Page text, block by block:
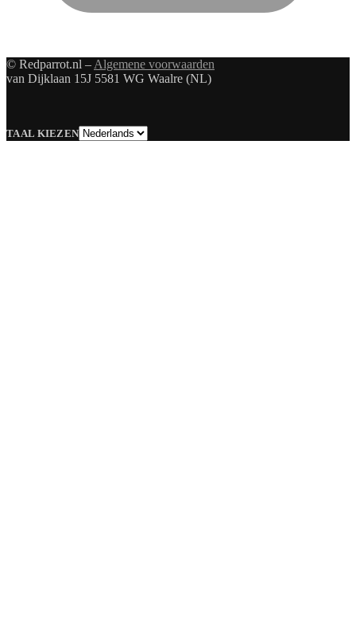
© Redparrot.nl – Algemene voorwaarden
van Dijklaan 15J 5581 WG Waalre (NL)
TAAL KIEZENTaal